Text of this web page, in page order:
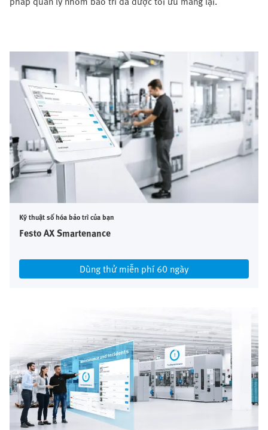
Kỹ thuật số hóa bảo trì của bạn
Festo AX Smartenance
Dùng thử miễn phí 60 ngày